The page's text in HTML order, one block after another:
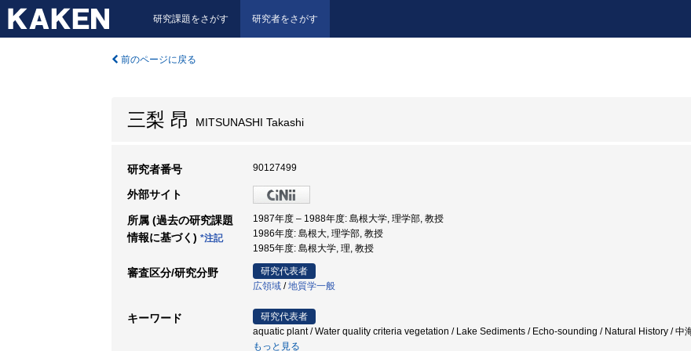
研究課題をさがす 研究者をさがす
前のページに戻る
三梨 昂 MITSUNASHI Takashi
研究者番号 90127499
外部サイト
所属 (過去の研究課題
情報に基づく) *注記
1987年度 – 1988年度: 島根大学, 理学部, 教授
1986年度: 島根大, 理学部, 教授
1985年度: 島根大学, 理, 教授
審査区分/研究分野
研究代表者
広領域 /地質学一般
キーワード
研究代表者
aquatic plant / Water quality criteria vegetation / Lake Sediments / Echo-sounding / Natural History / 中
もっと見る